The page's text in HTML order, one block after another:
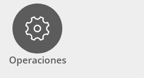
Operaciones